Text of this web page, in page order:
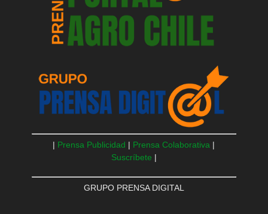
| Prensa Publicidad | Prensa Colaborativa |
Suscríbete |
GRUPO PRENSA DIGITAL